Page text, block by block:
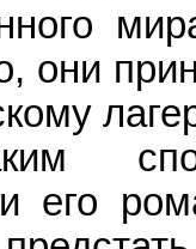
они
его